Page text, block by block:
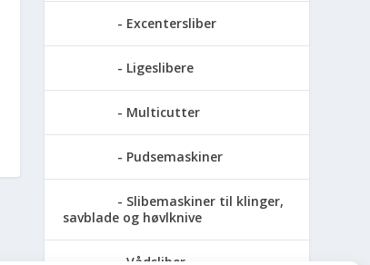
Excentersliber
Ligeslibere
Multicutter
Pudsemaskiner
Slibemaskiner til klinger,
savblade og høvlknive